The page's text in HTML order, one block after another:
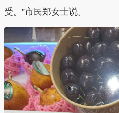
受。”市民郑女士说。